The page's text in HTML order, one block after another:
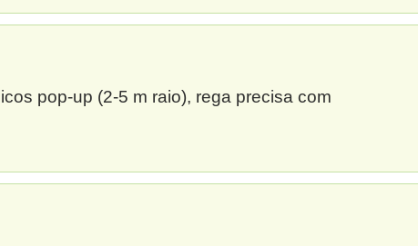
pop-up (2-5 m raio), rega precisa com